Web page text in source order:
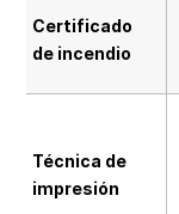
Certificado
de incendio
Técnica de
impresión